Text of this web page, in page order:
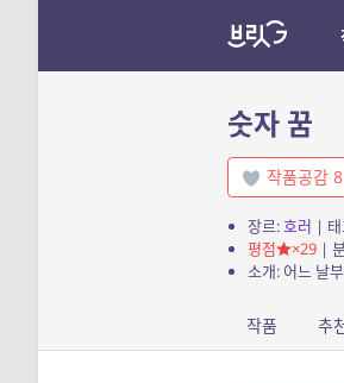
숫자 꿈
작품공감 8
장르:호러 |
평점
×29|
소개: 어느 날
작품 추